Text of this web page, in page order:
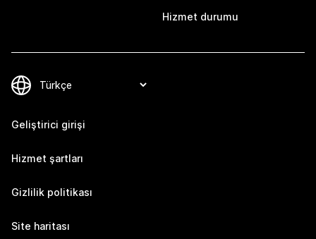
Hizmet durumu
Geliştirici girişi
Hizmet şartları
Gizlilik politikası
Site haritası